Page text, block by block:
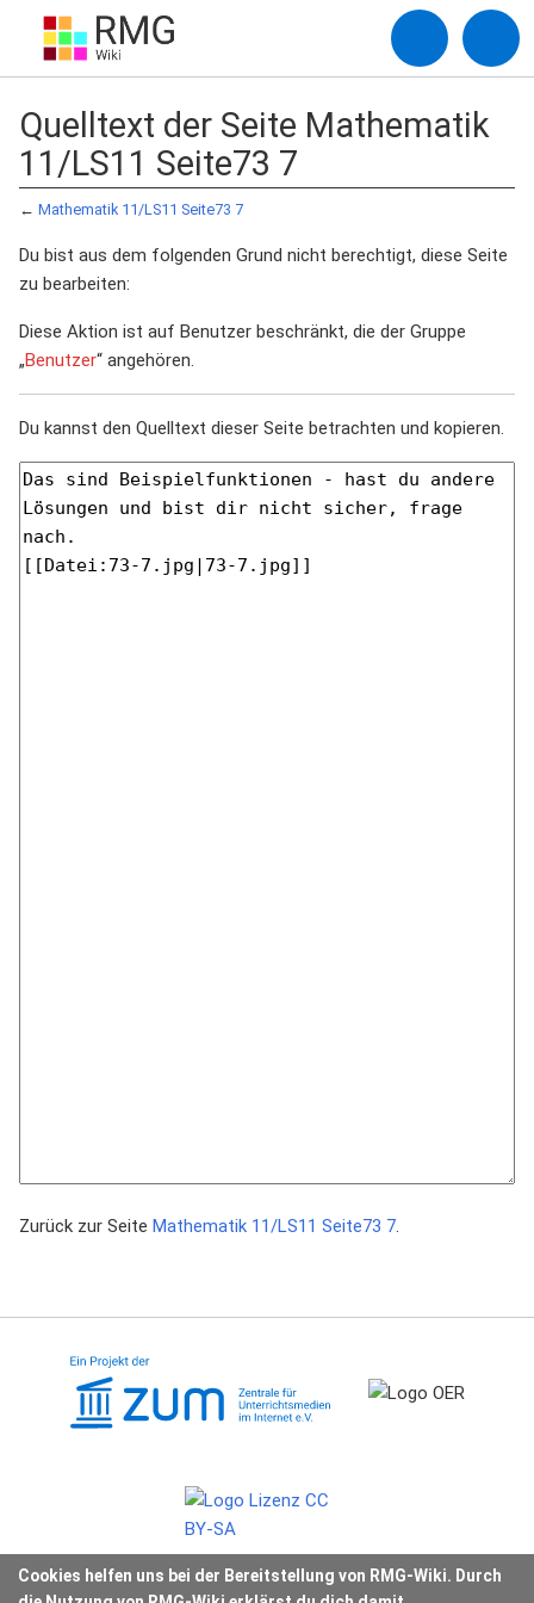
Quelltext der Seite Mathematik
11/LS11 Seite73 7
← Mathematik 11/LS11 Seite73 7
Du bist aus dem folgenden Grund nicht berechtigt, diese Seite
zu bearbeiten:
Diese Aktion ist auf Benutzer beschränkt, die der Gruppe
„Benutzer“ angehören.
Du kannst den Quelltext dieser Seite betrachten und kopieren.
Zurück zur Seite Mathematik 11/LS11 Seite73 7.
Cookies helfen uns bei der Bereitstellung von RMG-Wiki. Durch